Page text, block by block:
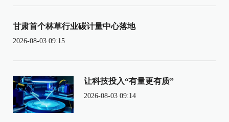
甘肃首个林草行业碳计量中心落地
2026-08-03 09:15
让科技投入“有量更有质”
2026-08-03 09:14